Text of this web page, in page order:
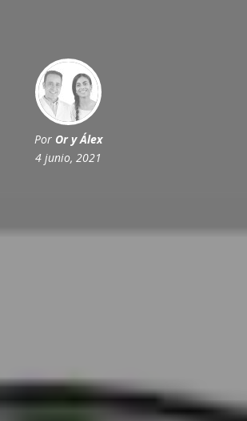
Por Or y Álex
4 junio, 2021